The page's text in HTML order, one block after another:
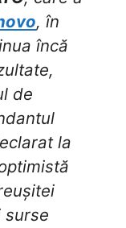
, în
încă
de
la
surse